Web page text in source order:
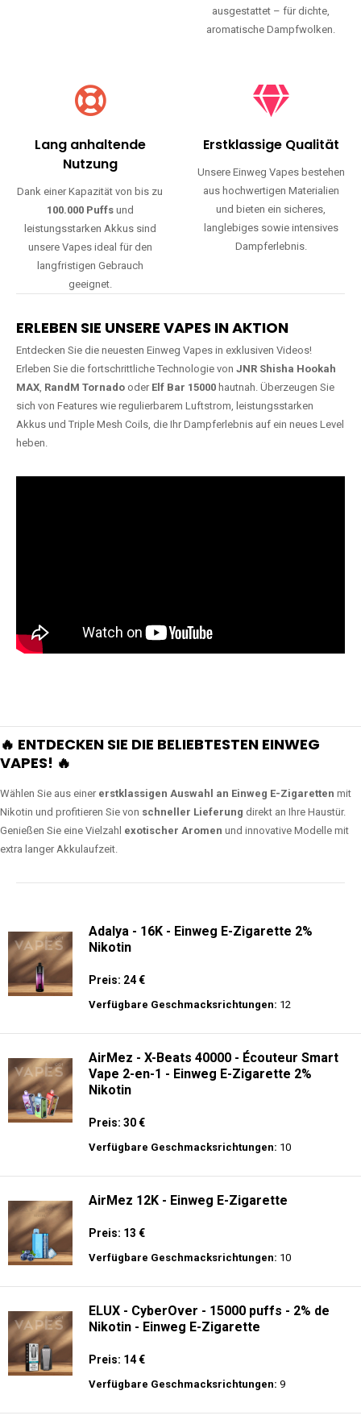
ausgestattet – für dichte,
aromatische Dampfwolken.
Lang anhaltende
Nutzung
Dank einer Kapazität von bis zu
100.000 Puffsund
leistungsstarken Akkus sind
unsere Vapes ideal für den
langfristigen Gebrauch
geeignet.
Erstklassige Qualität
Unsere Einweg Vapes bestehen
aus hochwertigen Materialien
und bieten ein sicheres,
langlebiges sowie intensives
Dampferlebnis.
ERLEBEN SIE UNSERE VAPES IN AKTION
Entdecken Sie die neuesten Einweg Vapes in exklusiven Videos!
Erleben Sie die fortschrittliche Technologie von JNR Shisha Hookah
MAX, RandM Tornado oder Elf Bar 15000 hautnah. Überzeugen Sie
sich von Features wie regulierbarem Luftstrom, leistungsstarken
Akkus und Triple Mesh Coils, die Ihr Dampferlebnis auf ein neues Level
heben.
🔥 ENTDECKEN SIE DIE BELIEBTESTEN EINWEG
VAPES! 🔥
Wählen Sie aus einer erstklassigen Auswahl an Einweg E-Zigaretten mit
Nikotin und profitieren Sie von schneller Lieferung direkt an Ihre Haustür.
Genießen Sie eine Vielzahl exotischer Aromen und innovative Modelle mit
extra langer Akkulaufzeit.
Adalya - 16K - Einweg E-Zigarette 2%
Nikotin
Preis: 24 €
Verfügbare Geschmacksrichtungen: 12
AirMez - X-Beats 40000 - Écouteur Smart
Vape 2-en-1 - Einweg E-Zigarette 2%
Nikotin
Preis: 30 €
Verfügbare Geschmacksrichtungen: 10
AirMez 12K - Einweg E-Zigarette
Preis: 13 €
Verfügbare Geschmacksrichtungen: 10
ELUX - CyberOver - 15000 puffs - 2% de
Nikotin - Einweg E-Zigarette
Preis: 14 €
Verfügbare Geschmacksrichtungen: 9